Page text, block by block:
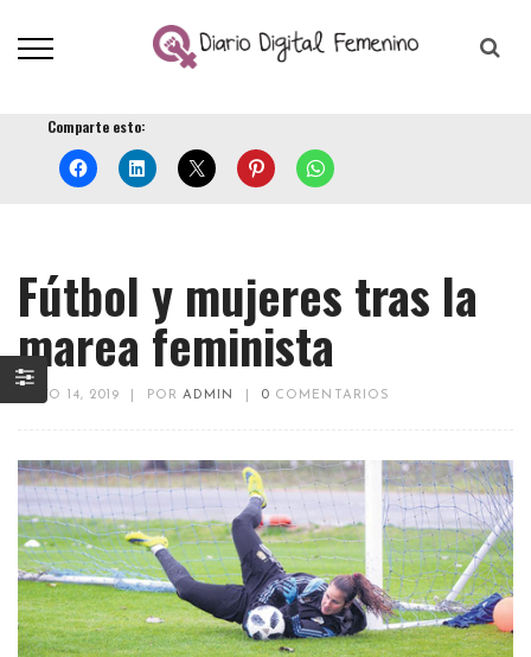
Comparte esto:
Fútbol y mujeres tras la
marea feminista
MAYO 14, 2019 PORADMIN 0 COMENTARIOS